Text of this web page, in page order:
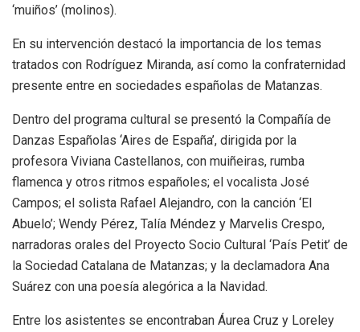
‘muiños’ (molinos).
En su intervención destacó la importancia de los temas
tratados con Rodríguez Miranda, así como la confraternidad
presente entre en sociedades españolas de Matanzas.
Dentro del programa cultural se presentó la Compañía de
Danzas Españolas ‘Aires de España’, dirigida por la
profesora Viviana Castellanos, con muiñeiras, rumba
flamenca y otros ritmos españoles; el vocalista José
Campos; el solista Rafael Alejandro, con la canción ‘El
Abuelo’; Wendy Pérez, Talía Méndez y Marvelis Crespo,
narradoras orales del Proyecto Socio Cultural ‘País Petit’ de
la Sociedad Catalana de Matanzas; y la declamadora Ana
Suárez con una poesía alegórica a la Navidad.
Entre los asistentes se encontraban Áurea Cruz y Loreley